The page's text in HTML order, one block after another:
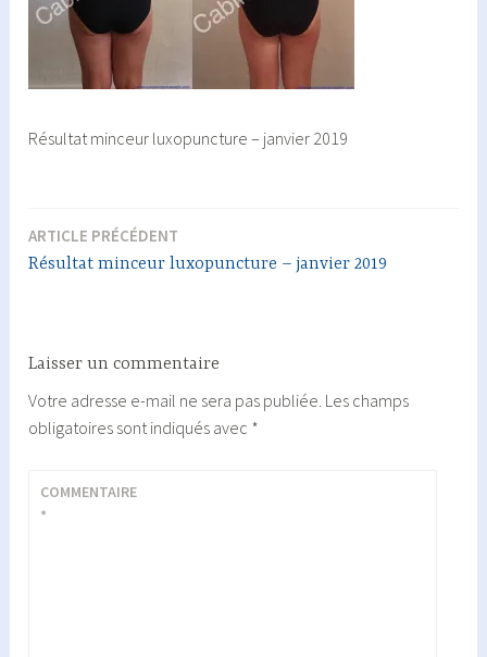
Résultat minceur luxopuncture – janvier 2019
Navigation
ARTICLE PRÉCÉDENT
Résultat minceur luxopuncture – janvier 2019
Laisser un commentaire
Votre adresse e-mail ne sera pas publiée. Les champs
obligatoires sont indiqués avec *
COMMENTAIRE
*